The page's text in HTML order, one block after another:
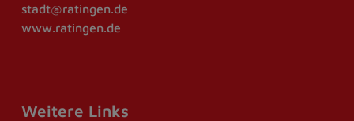
stadt@ratingen.de
www.ratingen.de
Weitere Links